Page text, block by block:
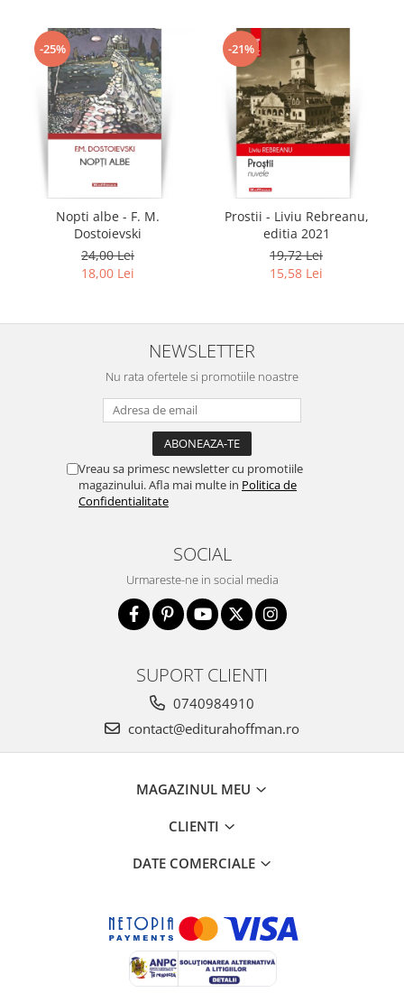
-25%
Nopti albe - F. M.
Dostoievski
24,00 Lei
18,00 Lei
-21%
Prostii - Liviu Rebreanu,
editia 2021
19,72 Lei
15,58 Lei
NEWSLETTER
Nu rata ofertele si promotiile noastre
Vreau sa primesc newsletter cu promotiile
magazinului. Afla mai multe in Politica de
Confidentialitate
SOCIAL
Urmareste-ne in social media
SUPORT CLIENTI
0740984910
contact@editurahoffman.ro
MAGAZINUL MEU
CLIENTI
DATE COMERCIALE